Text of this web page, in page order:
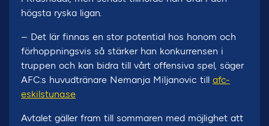
högsta ryska ligan.
– Det lär finnas en stor potential hos honom och
förhoppningsvis så stärker han konkurrensen i
truppen och kan bidra till vårt offensiva spel, säger
AFC:s huvudtränare Nemanja Miljanovic till afc-
eskilstuna.se
Avtalet gäller fram till sommaren med möjlighet att